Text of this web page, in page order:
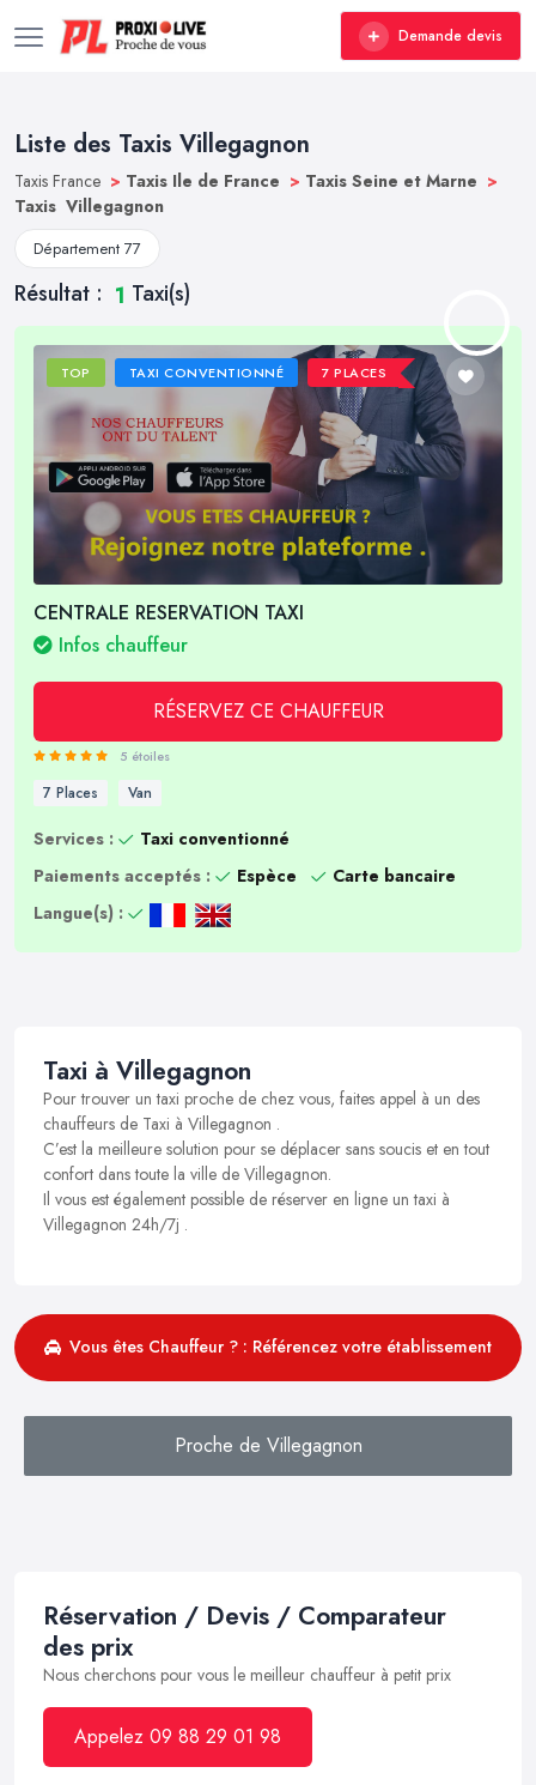
Demande devis
Liste des Taxis Villegagnon
Taxis France > Taxis Ile de France > Taxis Seine et Marne >
Taxis Villegagnon
Département 77
Résultat : 1 Taxi(s)
TOP TAXI CONVENTIONNÉ 7 PLACES
CENTRALE RESERVATION TAXI
Infos chauffeur
RÉSERVEZ CE CHAUFFEUR
5 étoiles
7 Places Van
Services :
Taxi conventionné
Paiements acceptés :
Espèce
Carte bancaire
Langue(s) :
Taxi à Villegagnon
Pour trouver un taxi proche de chez vous, faites appel à un des
chauffeurs de Taxi à Villegagnon .
C’est la meilleure solution pour se déplacer sans soucis et en tout
confort dans toute la ville de Villegagnon.
Il vous est également possible de réserver en ligne un taxi à
Villegagnon 24h/7j .
Vous êtes Chauffeur ? : Référencez votre établissement
Proche de Villegagnon
Réservation / Devis / Comparateur
des prix
Nous cherchons pour vous le meilleur chauffeur à petit prix
Appelez 09 88 29 01 98